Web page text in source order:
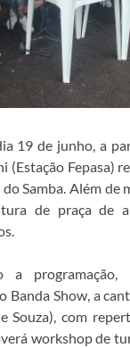
19 de junho, a
(Estação Fepasa)
Samba. Além de
de praça de
a
Banda Show, a
Souza), com
workshop de